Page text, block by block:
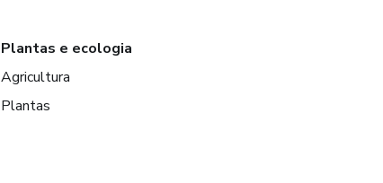
Plantas e ecologia
Agricultura
Plantas